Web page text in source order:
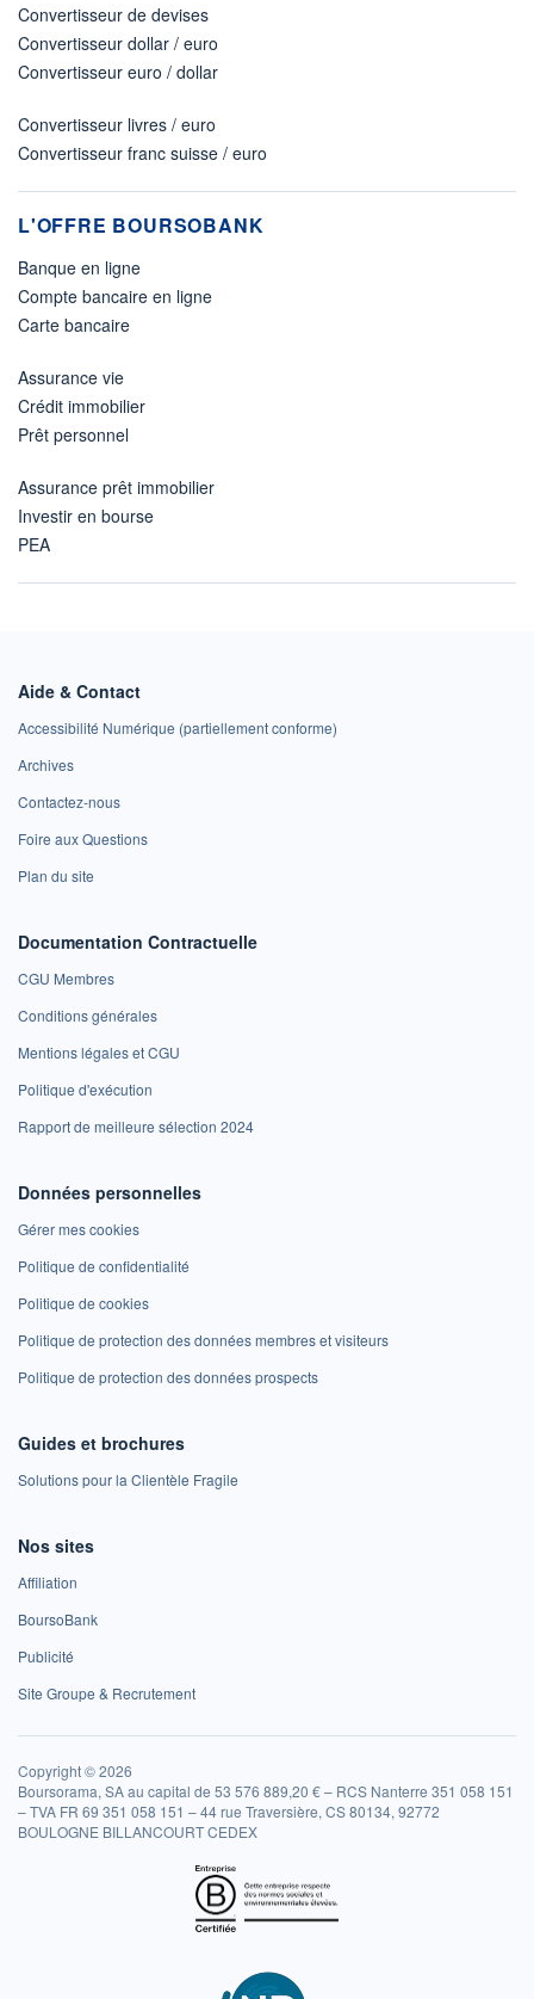
Convertisseur de devises
Convertisseur dollar / euro
Convertisseur euro / dollar
Convertisseur livres / euro
Convertisseur franc suisse / euro
L'OFFRE BOURSOBANK
Banque en ligne
Compte bancaire en ligne
Carte bancaire
Assurance vie
Crédit immobilier
Prêt personnel
Assurance prêt immobilier
Investir en bourse
PEA
Aide & Contact
Accessibilité Numérique (partiellement conforme)
Archives
Contactez-nous
Foire aux Questions
Plan du site
Documentation Contractuelle
CGU Membres
Conditions générales
Mentions légales et CGU
Politique d'exécution
Rapport de meilleure sélection 2024
Données personnelles
Gérer mes cookies
Politique de confidentialité
Politique de cookies
Politique de protection des données membres et visiteurs
Politique de protection des données prospects
Guides et brochures
Solutions pour la Clientèle Fragile
Nos sites
Affiliation
BoursoBank
Publicité
Site Groupe & Recrutement
Copyright © 2026
Boursorama, SA au capital de 53 576 889,20 € – RCS Nanterre 351 058 151
– TVA FR 69 351 058 151 – 44 rue Traversière, CS 80134, 92772
BOULOGNE BILLANCOURT CEDEX